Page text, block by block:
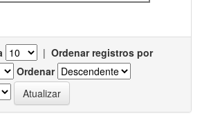
| Ordenar registros por
Ordenar